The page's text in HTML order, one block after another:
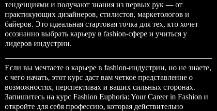
тенденциями и получают знания из первых рук — от
практикующих дизайнеров, стилистов, маркетологов и
байеров. Это идеальная стартовая точка для тех, кто хочет
осознанно выбрать карьеру в fashion-сфере и учиться у
лидеров индустрии.
Если вы мечтаете о карьере в fashion-индустрии, но не знаете,
с чего начать, этот курс даст вам четкое представление о
возможностях, перспективах и ваших сильных сторонах.
Запишитесь на курс Fashion Euphoria: Your Career in Fashion и
откройте для себя профессию, которая действительно